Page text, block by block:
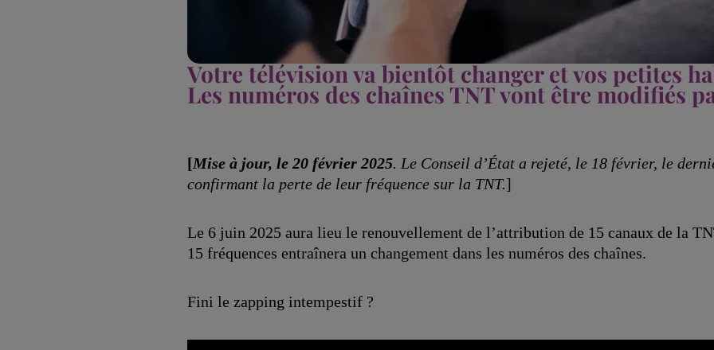
Votre télévision va bientôt changer et vos petites
Les numéros des chaînes TNT vont être modifiés
[Mise à jour, le 20 février 2025. Le Conseil d’État a rejeté, le 18 février, le
confirmant la perte de leur fréquence sur la TNT.]
Le 6 juin 2025 aura lieu le renouvellement de l’attribution de 15 canaux de la
15 fréquences entraînera un changement dans les numéros des chaînes.
Fini le zapping intempestif ?